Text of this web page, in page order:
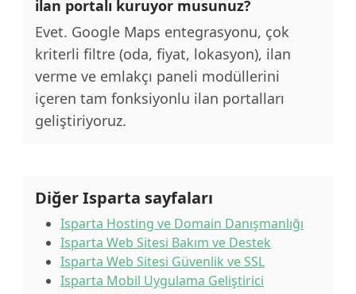
ilan portalı kuruyor musunuz?
Evet. Google Maps entegrasyonu, çok
kriterli filtre (oda, fiyat, lokasyon), ilan
verme ve emlakçı paneli modüllerini
içeren tam fonksiyonlu ilan portalları
geliştiriyoruz.
Diğer Isparta sayfaları
Isparta Hosting ve Domain Danışmanlığı
Isparta Web Sitesi Bakım ve Destek
Isparta Web Sitesi Güvenlik ve SSL
Isparta Mobil Uygulama Geliştirici